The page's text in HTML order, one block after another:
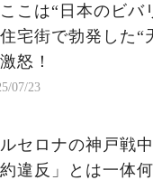
ここは“日本のビ
宅街で勃発した
怒！
07/23
セロナの神戸戦
違反」とは一体